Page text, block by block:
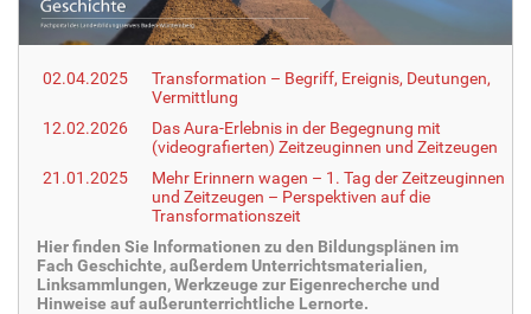
e
r
e
02.04.2025
Transformation – Begriff, Ereignis, Deutungen,
Vermittlung
12.02.2026
Das Aura-Erlebnis in der Begegnung mit
(videografierten) Zeitzeuginnen und Zeitzeugen
21.01.2025
Mehr Erinnern wagen – 1. Tag der Zeitzeuginnen
und Zeitzeugen – Perspektiven auf die
Transformationszeit
Hier finden Sie Informationen zu den Bildungsplänen im
Fach Geschichte, außerdem Unterrichtsmaterialien,
Linksammlungen, Werkzeuge zur Eigenrecherche und
Hinweise auf außerunterrichtliche Lernorte.